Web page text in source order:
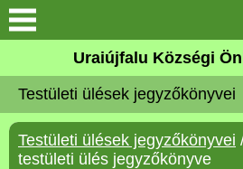
Köszöntő
Elérhetőségek
Uraiújfalu
Uraiújfalu Községi
Testületi ülések jegyzőkönyvei
Testületi ülések jegyzőkönyvei
testületi ülés jegyzőkönyve